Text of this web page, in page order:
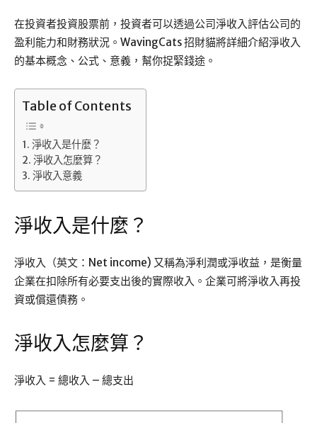
在投資者投資股票前，投資者可以透過公司淨收入評估公司的
盈利能力和財務狀況。WavingCats 招財貓將詳細介紹淨收入
的基本概念、公式、意義，幫你捉緊錢途。
Table of Contents
淨收入是什麼？
淨收入怎麼算？
淨收入意義
淨收入是什麼？
淨收入（英文：Net income) 又稱為淨利潤或淨收益，是衡量
企業在扣除所有必要支出後的實際收入。企業可將淨收入再投
資或償還債務。
淨收入怎麼算？
淨收入 = 總收入 – 總支出